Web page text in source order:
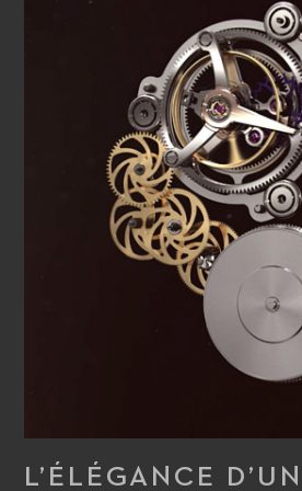
d’oeuvre, Manero Tourbillon Double
L’ÉLÉGANCE D’UN